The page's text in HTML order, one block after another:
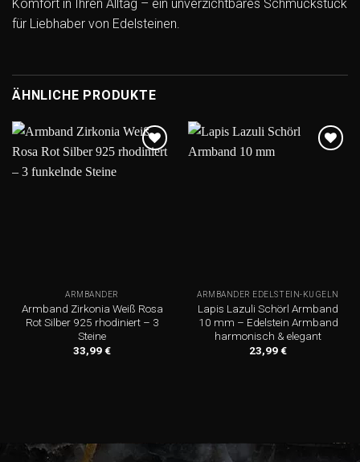
Komfort in Ihren Alltag – ein unverzichtbares Schmuckstück
für Liebhaber von Edelsteinen.
ÄHNLICHE PRODUKTE
ARMBÄNDER
Armband Zirkonia Weiß Rosa
Rot Silber 925 rhodiniert – 3
Steine
33,99€
ARMBÄNDER EDELSTEIN-KUGELN
Lapis Lazuli Schörl Armband
10 mm – Edelstein Armband
harmonisch & elegant
23,99€